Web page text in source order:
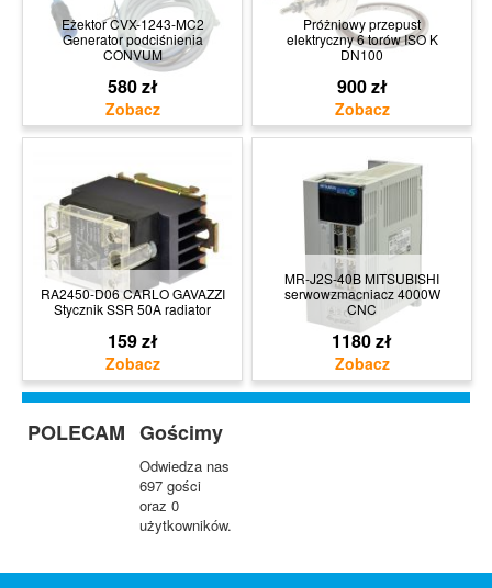
Eżektor CVX-1243-MC2
Generator podciśnienia
CONVUM
580 zł
Próżniowy przepust
elektryczny 6 torów ISO K
DN100
900 zł
RA2450-D06 CARLO GAVAZZI
Stycznik SSR 50A radiator
159 zł
MR-J2S-40B MITSUBISHI
serwowzmacniacz 4000W
CNC
1180 zł
POLECAM Gościmy
Odwiedza nas
697 gości
oraz 0
użytkowników.